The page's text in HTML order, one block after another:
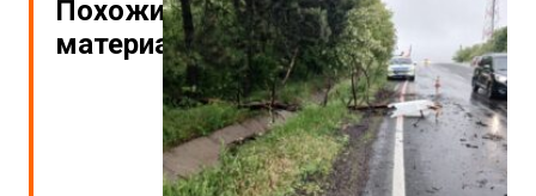
Похожие
материалы